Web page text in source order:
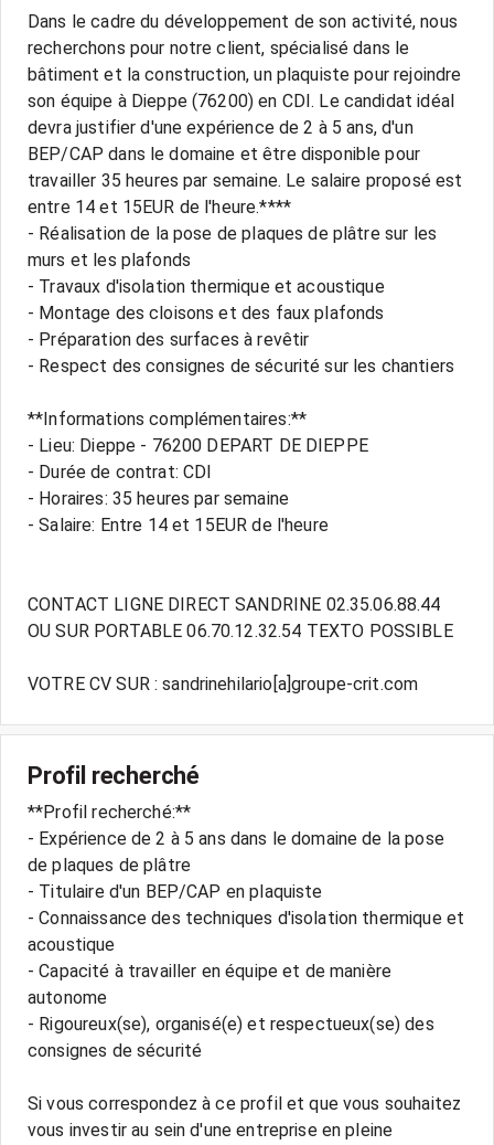
Dans le cadre du développement de son activité, nous
recherchons pour notre client, spécialisé dans le
bâtiment et la construction, un plaquiste pour rejoindre
son équipe à Dieppe (76200) en CDI. Le candidat idéal
devra justifier d'une expérience de 2 à 5 ans, d'un
BEP/CAP dans le domaine et être disponible pour
travailler 35 heures par semaine. Le salaire proposé est
entre 14 et 15EUR de l'heure.****
- Réalisation de la pose de plaques de plâtre sur les
murs et les plafonds
- Travaux d'isolation thermique et acoustique
- Montage des cloisons et des faux plafonds
- Préparation des surfaces à revêtir
- Respect des consignes de sécurité sur les chantiers
**Informations complémentaires:**
- Lieu: Dieppe - 76200 DEPART DE DIEPPE
- Durée de contrat: CDI
- Horaires: 35 heures par semaine
- Salaire: Entre 14 et 15EUR de l'heure
CONTACT LIGNE DIRECT SANDRINE 02.35.06.88.44
OU SUR PORTABLE 06.70.12.32.54 TEXTO POSSIBLE
Profil recherché
**Profil recherché:**
- Expérience de 2 à 5 ans dans le domaine de la pose
de plaques de plâtre
- Titulaire d'un BEP/CAP en plaquiste
- Connaissance des techniques d'isolation thermique et
acoustique
- Capacité à travailler en équipe et de manière
autonome
- Rigoureux(se), organisé(e) et respectueux(se) des
consignes de sécurité
Si vous correspondez à ce profil et que vous souhaitez
vous investir au sein d'une entreprise en pleine